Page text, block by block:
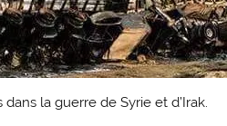
la guerre de Syrie et d’Irak.